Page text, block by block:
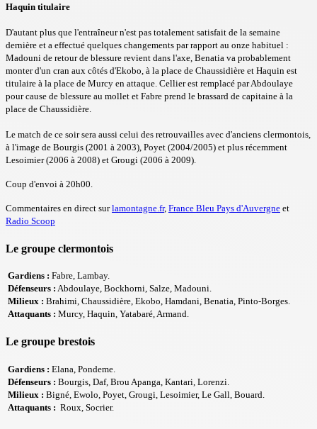
Haquin titulaire
D'autant plus que l'entraîneur n'est pas totalement satisfait de la semaine
dernière et a effectué quelques changements par rapport au onze habituel :
Madouni de retour de blessure revient dans l'axe, Benatia va probablement
monter d'un cran aux côtés d'Ekobo, à la place de Chaussidière et Haquin est
titulaire à la place de Murcy en attaque. Cellier est remplacé par Abdoulaye
pour cause de blessure au mollet et Fabre prend le brassard de capitaine à la
place de Chaussidière.
Le match de ce soir sera aussi celui des retrouvailles avec d'anciens clermontois,
à l'image de Bourgis (2001 à 2003), Poyet (2004/2005) et plus récemment
Lesoimier (2006 à 2008) et Grougi (2006 à 2009).
Coup d'envoi à 20h00.
Commentaires en direct surlamontagne.fr, France Bleu Pays d'Auvergne et
Radio Scoop
Le groupe clermontois
Gardiens : Fabre, Lambay.
Défenseurs : Abdoulaye, Bockhorni, Salze, Madouni.
Milieux : Brahimi, Chaussidière, Ekobo, Hamdani, Benatia, Pinto-Borges.
Attaquants : Murcy, Haquin, Yatabaré, Armand.
Le groupe brestois
Gardiens : Elana, Pondeme.
Défenseurs : Bourgis, Daf, Brou Apanga, Kantari, Lorenzi.
Milieux : Bigné, Ewolo, Poyet, Grougi, Lesoimier, Le Gall, Bouard.
Attaquants : Roux, Socrier.